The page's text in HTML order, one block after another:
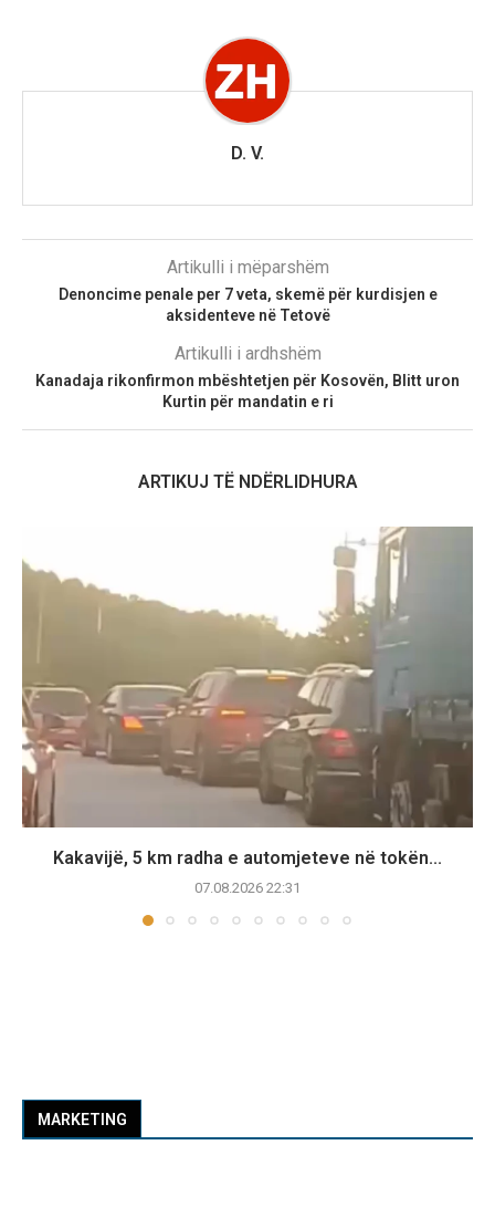
D. V.
Artikulli i mëparshëm
Denoncime penale per 7 veta, skemë për kurdisjen e
aksidenteve në Tetovë
Artikulli i ardhshëm
Kanadaja rikonfirmon mbështetjen për Kosovën, Blitt uron
Kurtin për mandatin e ri
ARTIKUJ TË NDËRLIDHURA
Kakavijë, 5 km radha e automjeteve në tokën...
07.08.2026 22:31
MARKETING